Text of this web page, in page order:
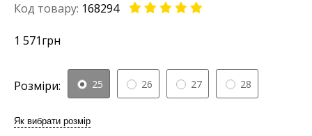
Код товару: 168294
1 571грн
Розміри: 25 26 27 28
Як вибрати розмір